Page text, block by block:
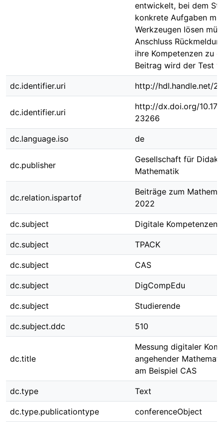
entwickelt, bei dem
konkrete Aufgaben
Werkzeugen lösen
Anschluss
ihre Kompetenzen zu
Beitrag wird der Test
dc.identifier.uri http://hdl.handle.net/
dc.identifier.uri
http://dx.doi.org/
23266
dc.language.iso de
dc.publisher
Gesellschaft für
Mathematik
dc.relation.ispartof
Beiträge zum
2022
dc.subject Digitale Kompetenzen
dc.subject TPACK
dc.subject CAS
dc.subject DigCompEdu
dc.subject Studierende
dc.subject.ddc 510
dc.title
Messung digitaler
angehender
am Beispiel CAS
dc.type Text
dc.type.publicationtype conferenceObject